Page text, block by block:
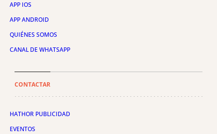
APP IOS
APP ANDROID
QUIÉNES SOMOS
CANAL DE WHATSAPP
CONTACTAR
HATHOR PUBLICIDAD
EVENTOS